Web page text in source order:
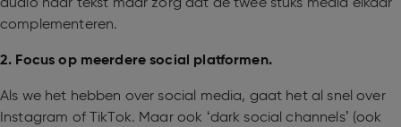
complementeren.
2. Focus op meerdere social platformen.
Als we het hebben over social media, gaat het al snel over
Instagram of TikTok. Maar ook ‘dark social channels’ (ook